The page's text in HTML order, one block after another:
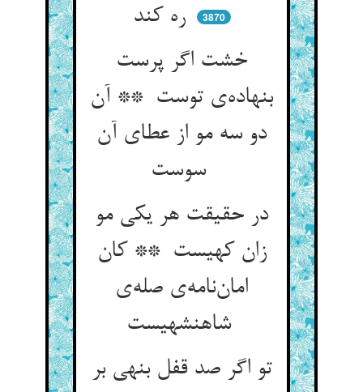
ره کند
3870
خشت اگر پرست
بنهاده‌ی توست ** آن
دو سه مو از عطای آن
سوست
در حقیقت هر یکی مو
زان کهیست ** کان
امان‌نامه‌ی صله‌ی
شاهنشهیست
تو اگر صد قفل بنهی بر